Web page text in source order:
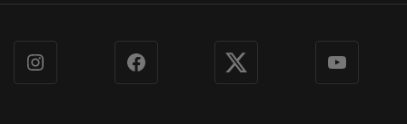
Instagram Facebook X YouTube